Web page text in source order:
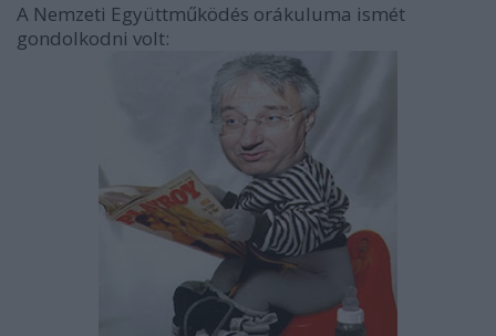
A Nemzeti Együttműködés orákuluma ismét
gondolkodni volt: